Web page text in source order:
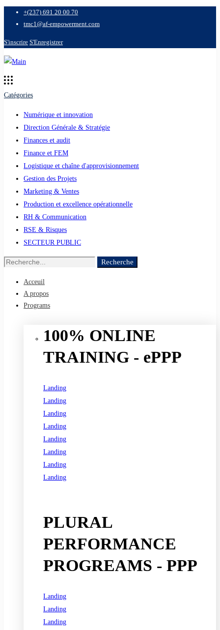
+(237) 691 20 00 70
tmc1@af-empowerment.com
S'inscrire S'Enregistrer
Catégories
Numérique et innovation
Direction Générale & Stratégie
Finances et audit
Finance et FEM
Logistique et chaîne d'approvisionnement
Gestion des Projets
Marketing & Ventes
Production et excellence opérationnelle
RH & Communication
RSE & Risques
SECTEUR PUBLIC
Recherche
Recherche
Acceuil
A propos
Programs
100% ONLINE
TRAINING - ePPP
Landing
Landing
Landing
Landing
Landing
Landing
Landing
Landing
PLURAL
PERFORMANCE
PROGREAMS - PPP
Landing
Landing
Landing